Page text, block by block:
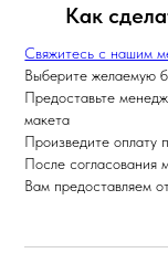
Как
Свяжитесь с нашим
Выберите желаемую
Предоставьте
макета
Произведите оплату
После согласования
Вам предоставляем